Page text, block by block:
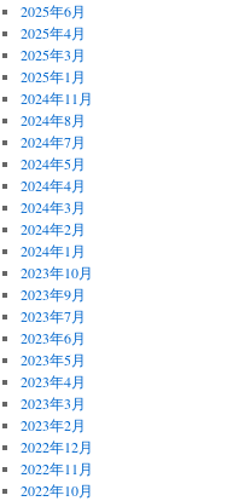
2025年6月
2025年4月
2025年3月
2025年1月
2024年11月
2024年8月
2024年7月
2024年5月
2024年4月
2024年3月
2024年2月
2024年1月
2023年10月
2023年9月
2023年7月
2023年6月
2023年5月
2023年4月
2023年3月
2023年2月
2022年12月
2022年11月
2022年10月